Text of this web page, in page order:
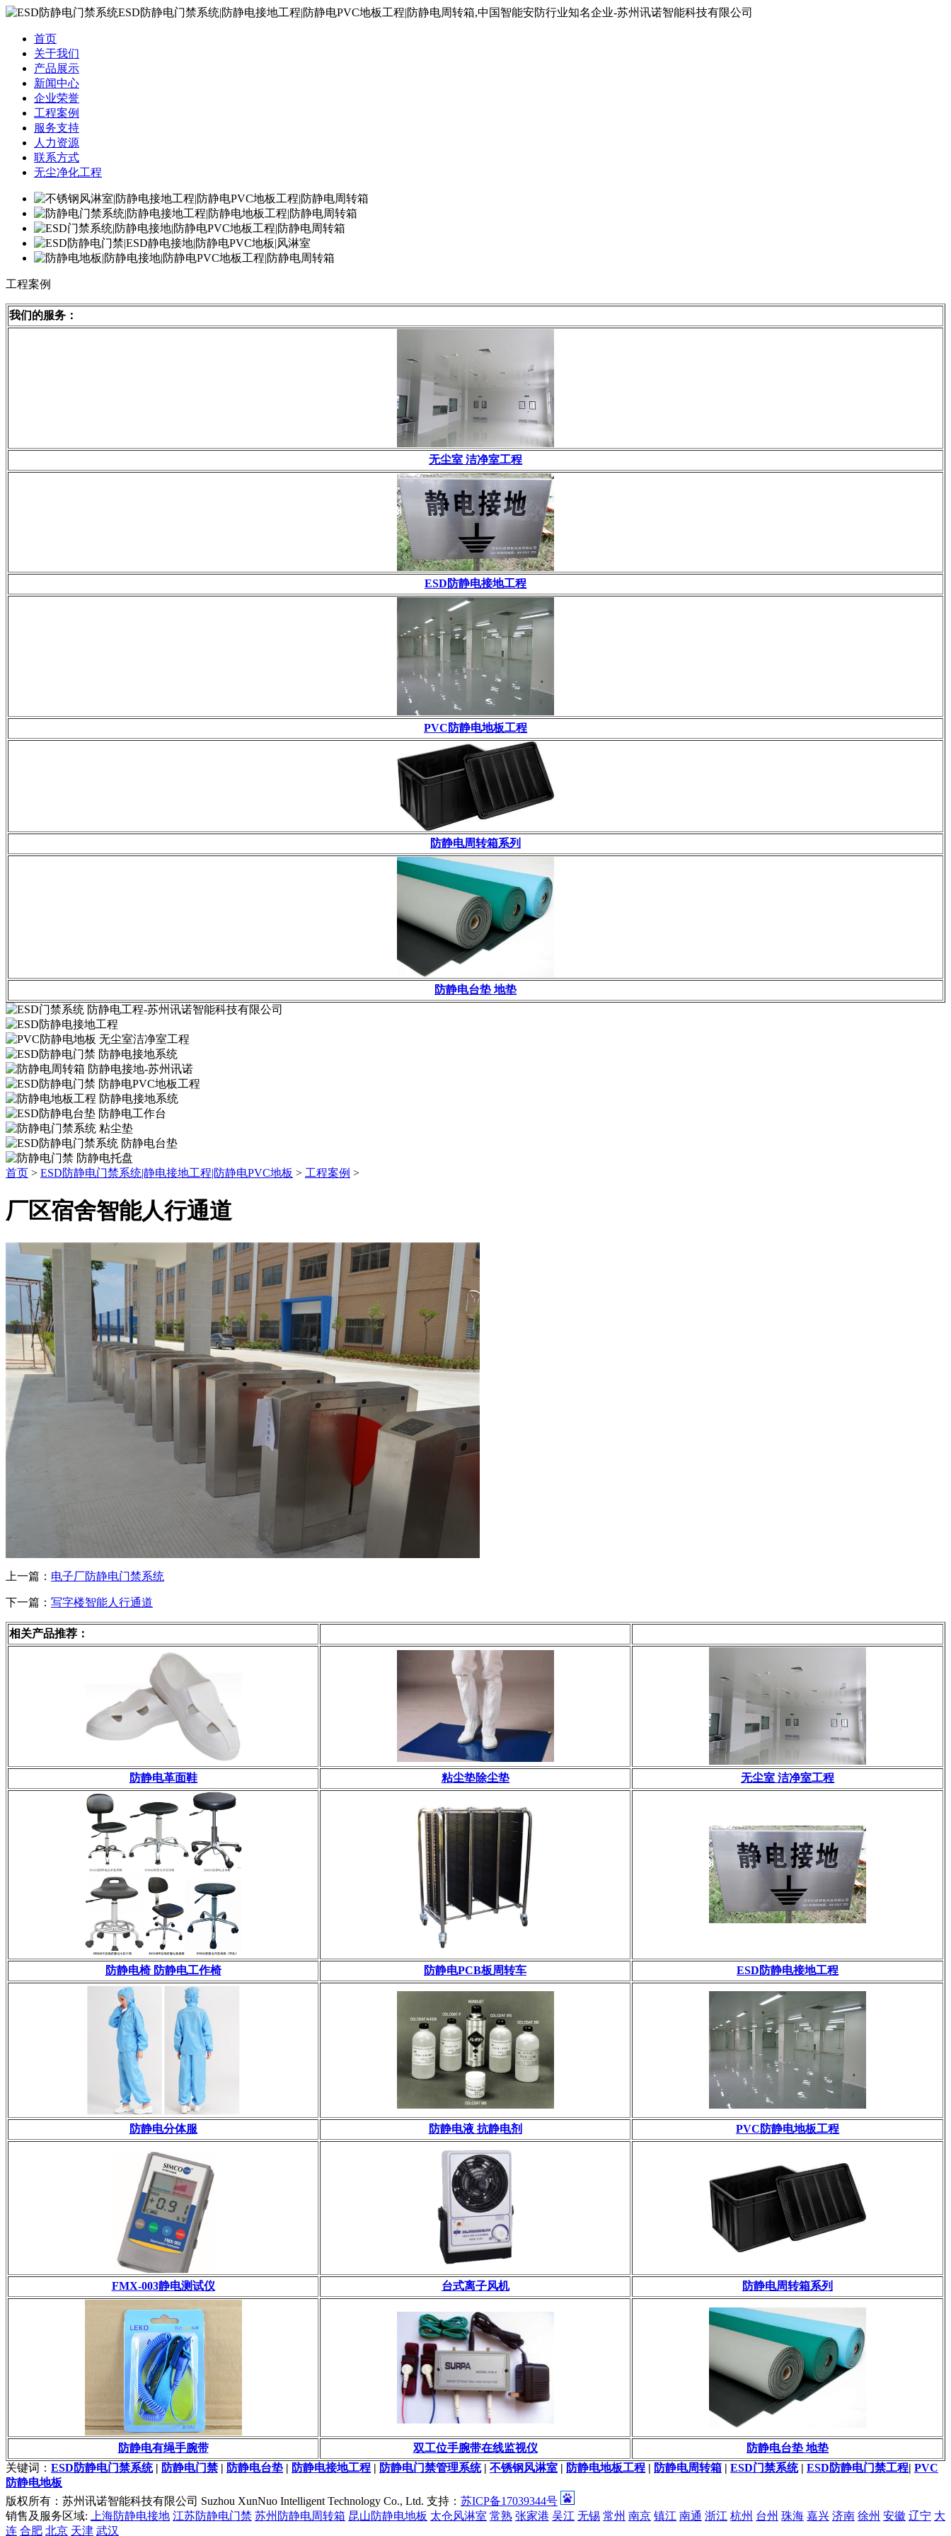
首页
关于我们
产品展示
新闻中心
企业荣誉
工程案例
服务支持
人力资源
联系方式
无尘净化工程
工程案例
我们的服务：
无尘室 洁净室工程
ESD防静电接地工程
PVC防静电地板工程
防静电周转箱系列
防静电台垫 地垫
首页 > ESD防静电门禁系统|静电接地工程|防静电PVC地板 > 工程案例 >
厂区宿舍智能人行通道
上一篇： 电子厂防静电门禁系统
下一篇： 写字楼智能人行通道
相关产品推荐：
防静电革面鞋 粘尘垫除尘垫 无尘室 洁净室工程
防静电椅 防静电工作椅 防静电PCB板周转车 ESD防静电接地工程
防静电分体服 防静电液 抗静电剂 PVC防静电地板工程
FMX-003静电测试仪 台式离子风机 防静电周转箱系列
防静电有绳手腕带 双工位手腕带在线监视仪
防静电台垫 地垫
关键词： ESD防静电门禁系统| 防静电门禁| 防静电台垫 | 防静电接地工程 | 防静电门禁管理系统| 不锈钢风淋室 | 防静电地板工程 | 防静电周转箱 | ESD门禁系统| ESD防静电门禁工程| PVC
防静电地板
版权所有：苏州讯诺智能科技有限公司 Suzhou XunNuo Intelligent Technology Co., Ltd. 支持： 苏ICP备17039344号
销售及服务区域:
上海防静电接地 江苏防静电门禁 苏州防静电周转箱 昆山防静电地板 太仓风淋室 常熟 张家港 吴江 无锡 常州 南京 镇江 南通 浙江 杭州 台州 珠海 嘉兴 济南 徐州 安徽 辽宁 大
连 合肥 北京 天津 武汉